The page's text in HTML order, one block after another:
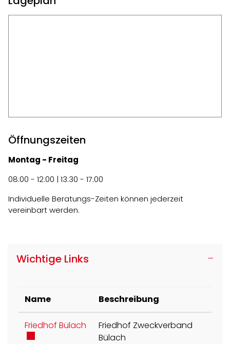
Öffnungszeiten
Montag - Freitag
08:00 - 12:00 | 13:30 - 17:00
Individuelle Beratungs-Zeiten können jederzeit
vereinbart werden.
Wichtige Links
Name Beschreibung
Friedhof Bülach Externer Link wird in einem neuen
Friedhof Zweckverband
Bülach